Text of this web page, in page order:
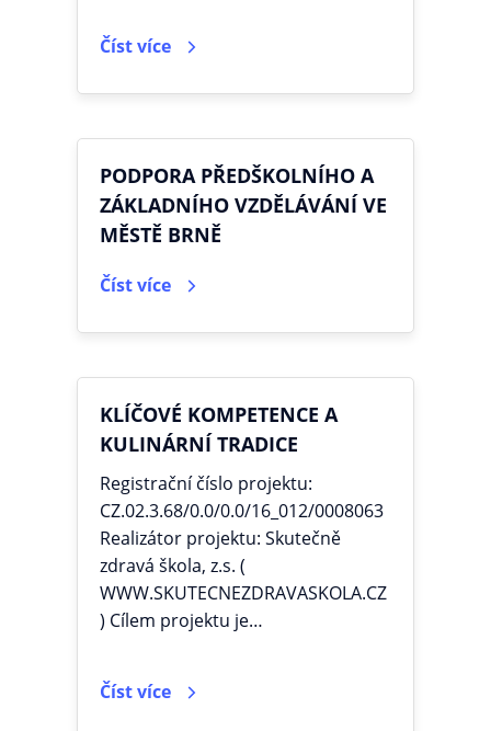
Číst více
PODPORA PŘEDŠKOLNÍHO A
ZÁKLADNÍHO VZDĚLÁVÁNÍ VE
MĚSTĚ BRNĚ
Číst více
KLÍČOVÉ KOMPETENCE A
KULINÁRNÍ TRADICE
Registrační číslo projektu:
CZ.02.3.68/0.0/0.0/16_012/0008063
Realizátor projektu: Skutečně
zdravá škola, z.s. (
WWW.SKUTECNEZDRAVASKOLA.CZ
) Cílem projektu je…
Číst více